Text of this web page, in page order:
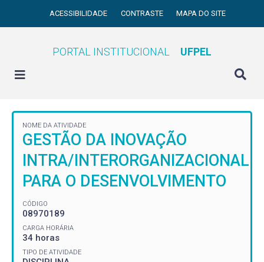
ACESSIBILIDADE CONTRASTE MAPA DO SITE
PORTAL INSTITUCIONAL UFPEL
NOME DA ATIVIDADE
GESTÃO DA INOVAÇÃO
INTRA/INTERORGANIZACIONAL
PARA O DESENVOLVIMENTO
CÓDIGO
08970189
CARGA HORÁRIA
34 horas
TIPO DE ATIVIDADE